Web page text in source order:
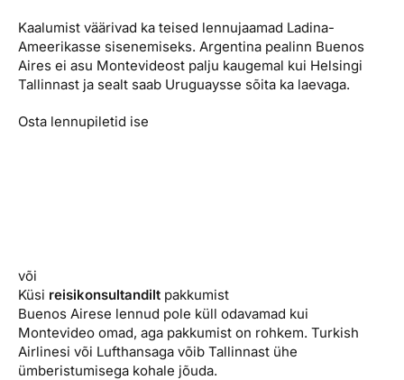
Kaalumist väärivad ka teised lennujaamad Ladina-
Ameerikasse sisenemiseks. Argentina pealinn Buenos
Aires ei asu Montevideost palju kaugemal kui Helsingi
Tallinnast ja sealt saab Uruguaysse sõita ka laevaga.
Osta lennupiletid ise
või
Küsi reisikonsultandilt pakkumist
Buenos Airese lennud pole küll odavamad kui
Montevideo omad, aga pakkumist on rohkem. Turkish
Airlinesi või Lufthansaga võib Tallinnast ühe
ümberistumisega kohale jõuda.